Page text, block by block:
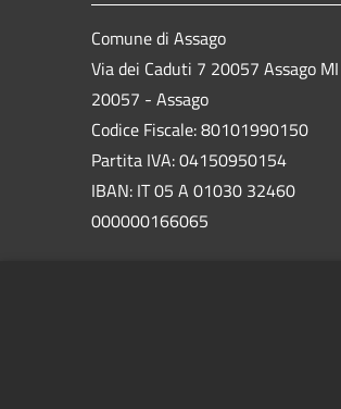
Comune di Assago
Via dei Caduti 7 20057 Assago
20057 - Assago
Codice Fiscale: 80101990150
Partita IVA: 04150950154
IBAN: IT 05 A 01030 32460
000000166065